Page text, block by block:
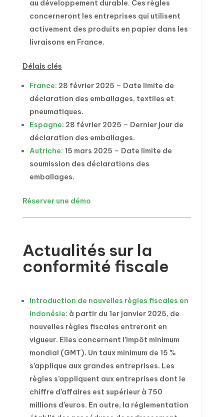
au développement durable. Ces règles
concerneront les entreprises qui utilisent
activement des produits en papier dans les
livraisons en France.
Délais clés
France: 28 février 2025 – Date limite de
déclaration des emballages, textiles et
pneumatiques.
Espagne: 28 février 2025 – Dernier jour de
déclaration des emballages.
Autriche: 15 mars 2025 – Date limite de
soumission des déclarations des
emballages.
Réserver une démo
Actualités sur la
conformité fiscale
Introduction de nouvelles règles fiscales en
Indonésie: à partir du 1er janvier 2025, de
nouvelles règles fiscales entreront en
vigueur. Elles concernent l’impôt minimum
mondial (GMT). Un taux minimum de 15 %
s’applique aux grandes entreprises. Les
règles s’appliquent aux entreprises dont le
chiffre d’affaires est supérieur à 750
millions d’euros. En outre, la réglementation